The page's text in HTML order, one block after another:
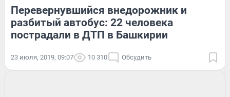
Перевернувшийся внедорожник и
разбитый автобус: 22 человека
пострадали в ДТП в Башкирии
23 июля, 2019, 09:07 10 310 Обсудить